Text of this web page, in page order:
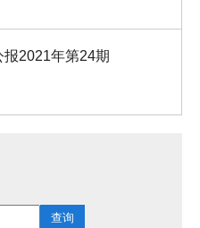
2021年第24期